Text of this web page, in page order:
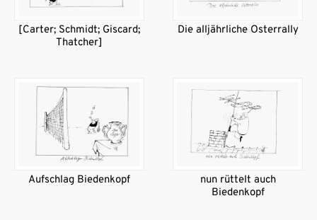
[Carter; Schmidt; Giscard;
Thatcher]
Die alljährliche Osterrally
Aufschlag Biedenkopf
nun rüttelt auch
Biedenkopf